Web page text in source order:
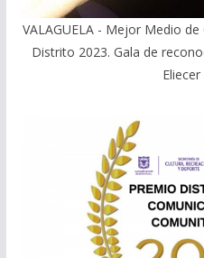
VALAGUELA - Mejor Medio
Distrito 2023. Gala de